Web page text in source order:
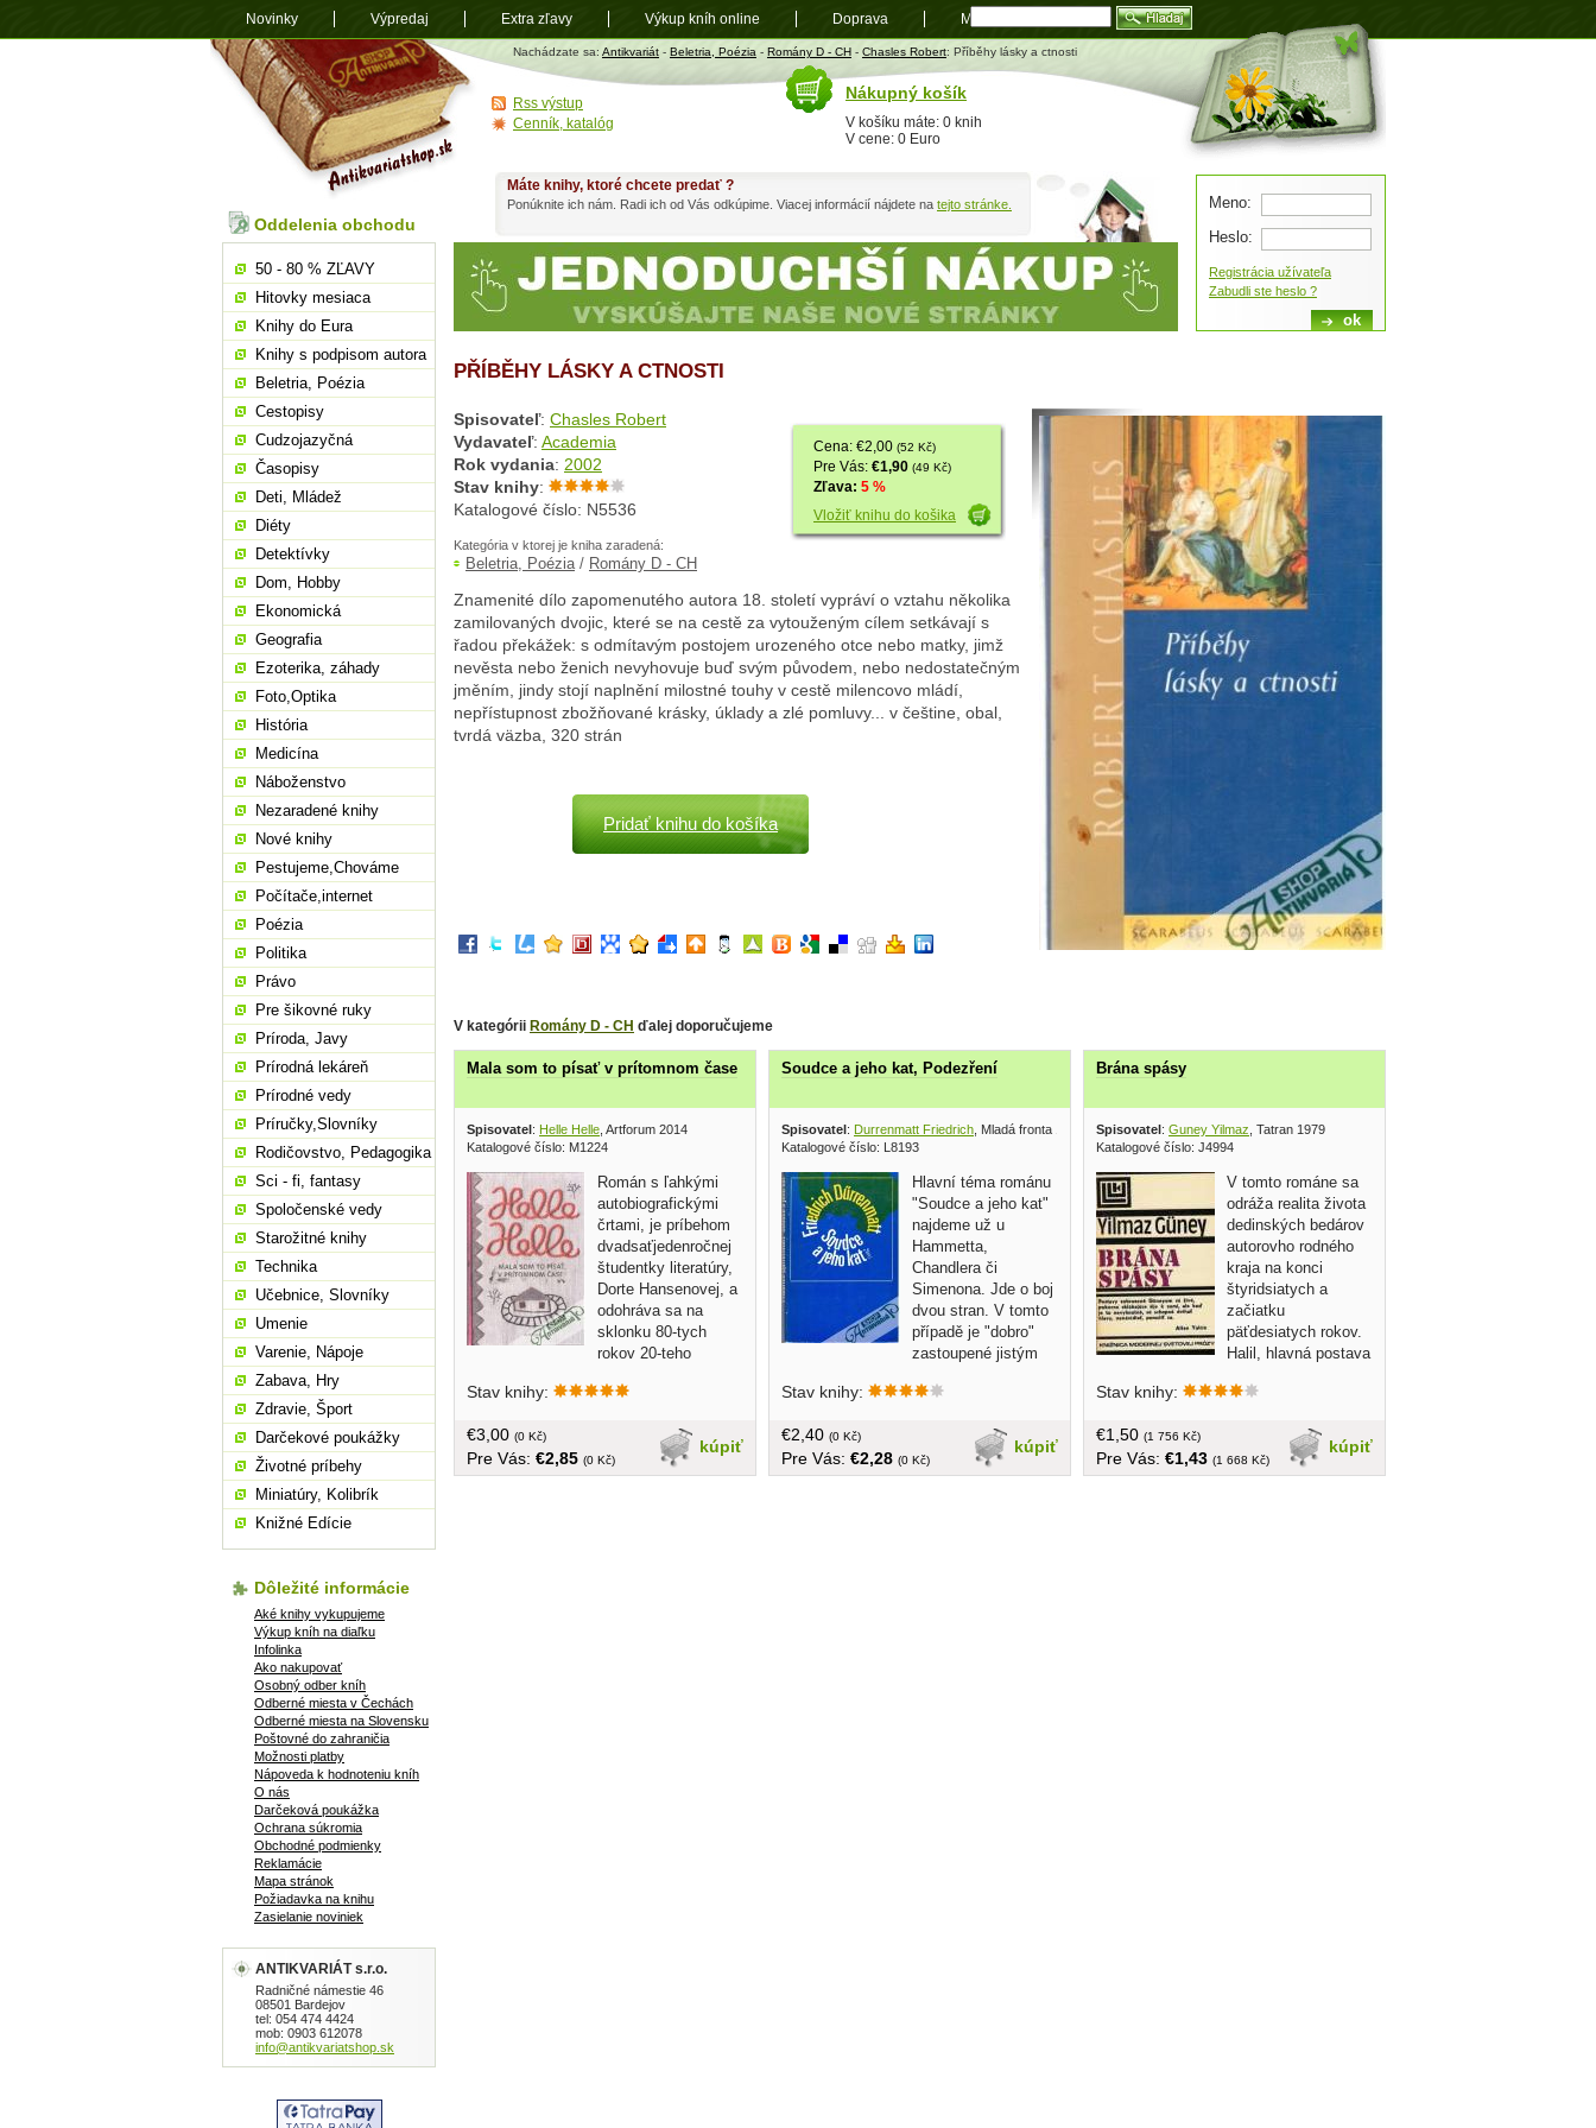
Antikvariát
shop.sk
Nachádzate sa: Antikvariát - Beletria, Poézia - Romány D - CH - Chasles Robert: Příběhy lásky a ctnosti
PŘÍBĚHY LÁSKY A CTNOSTI
Cena: €2,00 (52 Kč)
Pre Vás: €1,90 (49 Kč)
Zľava: 5 %
Vložiť knihu do košika
Spisovateľ: Chasles Robert
Vydavateľ: Academia
Rok vydania: 2002
Stav knihy:
Katalogové číslo: N5536
Kategória v ktorej je kniha zaradená:
Beletria, Poézia/ Romány D - CH
Znamenité dílo zapomenutého autora 18. století vypráví o vztahu několika
zamilovaných dvojic, které se na cestě za vytouženým cílem setkávají s
řadou překážek: s odmítavým postojem urozeného otce nebo matky, jimž
nevěsta nebo ženich nevyhovuje buď svým původem, nebo nedostatečným
jměním, jindy stojí naplnění milostné touhy v cestě milencovo mládí,
nepřístupnost zbožňované krásky, úklady a zlé pomluvy... v češtine, obal,
tvrdá väzba, 320 strán
Pridať knihu do košíka
V kategórii Romány D - CH ďalej doporučujeme
Mala som to písať v prítomnom čase
Spisovatel: Helle Helle , Artforum 2014
Katalogové číslo: M1224
Román s ľahkými
autobiografickými
črtami, je príbehom
dvadsaťjedenročnej
študentky literatúry,
Dorte Hansenovej, a
odohráva sa na
sklonku 80-tych
rokov 20-teho
provinciou, kde prechodne obýva
študuje na univerzite, či skôr sa tak
tvári... tvrdá väzba, 125 strán
Stav knihy:
kúpiť
€3,00 (0 Kč)
Pre Vás: €2,85 (0 Kč)
Soudce a jeho kat, Podezření
Spisovatel: Durrenmatt Friedrich , Mladá fronta 1971
Katalogové číslo: L8193
Hlavní téma románu
"Soudce a jeho kat"
najdeme už u
Hammetta,
Chandlera či
Simenona. Jde o boj
dvou stran. V tomto
případě je "dobro"
zastoupené jistým
leckomu připomenout Maigreta. Je to
nejedná podle právních předpisů, ale
naslouchá spíše svému rozumu... v
češtine, obal, tvrdá väzba, 148 strán
Stav knihy:
kúpiť
€2,40 (0 Kč)
Pre Vás: €2,28 (0 Kč)
Brána spásy
Spisovatel: Guney Yilmaz , Tatran 1979
Katalogové číslo: J4994
V tomto románe sa
odráža realita života
dedinských bedárov
autorovho rodného
kraja na konci
štyridsiatych a
začiatku
päťdesiatych rokov.
Halil, hlavná postava
otrasné fakty zasahujúce jemu blízkych
sa postupne lámu putá jeho
bezvýhradnej oddanosti pánom majera,
na ktorom vyrastal... obal, tvrdá väzba,
Stav knihy:
kúpiť
€1,50 (1 756 Kč)
Pre Vás: €1,43 (1 668 Kč)
Máte knihy, ktoré chcete predať ?
Ponúknite ich nám. Radi ich od Vás odkúpime. Viacej informácií nájdete na tejto stránke.
Oddelenia obchodu
50 - 80 % ZĽAVY
Hitovky mesiaca
Knihy do Eura
Knihy s podpisom autora
Beletria, Poézia
Cestopisy
Cudzojazyčná
Časopisy
Deti, Mládež
Diéty
Detektívky
Dom, Hobby
Ekonomická
Geografia
Ezoterika, záhady
Foto,Optika
História
Medicína
Náboženstvo
Nezaradené knihy
Nové knihy
Pestujeme,Chováme
Počítače,internet
Poézia
Politika
Právo
Pre šikovné ruky
Príroda, Javy
Prírodná lekáreň
Prírodné vedy
Príručky,Slovníky
Rodičovstvo, Pedagogika
Sci - fi, fantasy
Spoločenské vedy
Starožitné knihy
Technika
Učebnice, Slovníky
Umenie
Varenie, Nápoje
Zabava, Hry
Zdravie, Šport
Darčekové poukážky
Životné príbehy
Miniatúry, Kolibrík
Knižné Edície
Dôležité informácie
Aké knihy vykupujeme
Výkup kníh na diaľku
Infolinka
Ako nakupovať
Osobný odber kníh
Odberné miesta v Čechách
Odberné miesta na Slovensku
Poštovné do zahraničia
Možnosti platby
Nápoveda k hodnoteniu kníh
O nás
Darčeková poukážka
Ochrana súkromia
Obchodné podmienky
Reklamácie
Mapa stránok
Požiadavka na knihu
Zasielanie noviniek
ANTIKVARIÁT s.r.o.
Radničné námestie 46
08501 Bardejov
tel: 054 474 4424
mob: 0903 612078
info@antikvariatshop.sk
Meno:
Heslo:
Registrácia užívateľa
Zabudli ste heslo ?
Nákupný košík
V košíku máte: 0 knih
V cene: 0 Euro
Rss výstup
Cenník, katalóg
Novinky Výpredaj Extra zľavy Výkup kníh online Doprava Mapa